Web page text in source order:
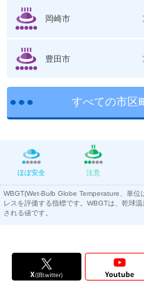
岡崎市
豊田市
すべての市区
ほぼ安全 注意
WBGT(Wet-Bulb Globe Temperature、単位
レスを評価する指標です。WBGTは、乾球
される値です。